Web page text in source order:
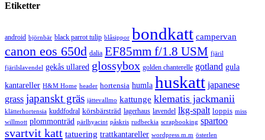
Etiketter
android björnbär black parrot tulip blåsippor bondkatt campervan
canon eos 650d dalia EF85mm f/1.8 USM fjäril
fjärilslavendel gekås ullared glossybox golden chanterelle gotland gula
kantareller H&M Home header hortensia humla huskatt japanese
grass japanskt gräs jättevallmo kattunge klematis jackmanii
klätterhortensia kuddfodral körsbärsträd lagerhaus lavendel lkg-spalt loppis miss
willmott plommonträd pärlhyacint påskris rudbeckia scrapbooking spartoo
svartvit katt tatuering trattkantareller wordpress m.m österlen